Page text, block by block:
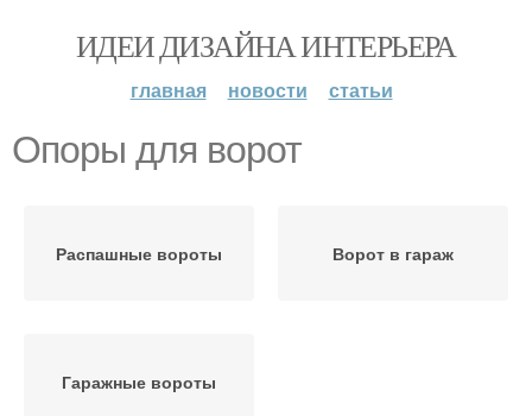
ИДЕИ ДИЗАЙНА ИНТЕРЬЕРА
главная новости статьи
Опоры для ворот
Распашные вороты Ворот в гараж
Гаражные вороты